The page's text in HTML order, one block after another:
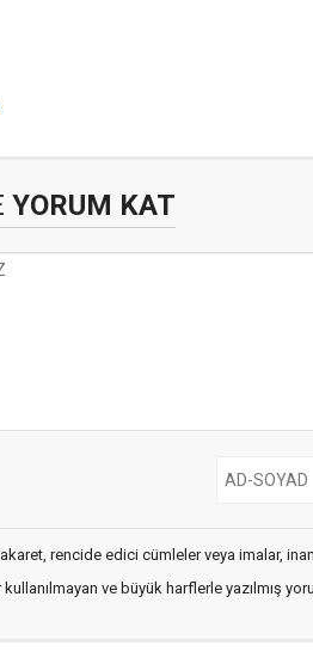
YORUM KAT
rencide edici cümleler veya imalar,
ve büyük harflerle yazılmış